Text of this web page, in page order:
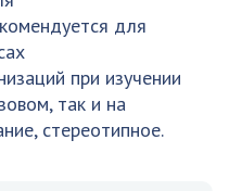
для
при изучении
так и на
стереотипное.